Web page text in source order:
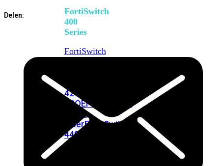
FortiSwitch
400
Series
FortiSwitch
424E-
FPOEFortiSwitch
424E-
FiberFortiSwitch
448E
448E-
Delen: